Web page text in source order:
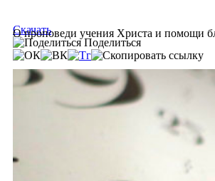
О проповеди учения Христа и помощи
Скачать
Поделиться